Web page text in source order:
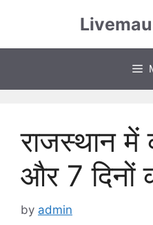
राजस्थान
और 7 दिनों
by admin